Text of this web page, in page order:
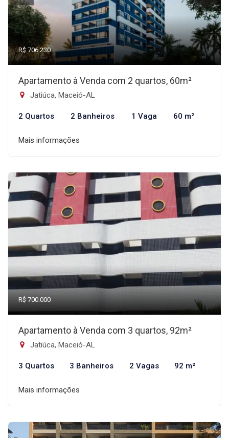
R$ 706.230
Apartamento à Venda com 2 quartos, 60m²
Jatiúca, Maceió-AL
2 Quartos 2 Banheiros 1 Vaga 60 m²
Mais informações
R$ 700.000
Apartamento à Venda com 3 quartos, 92m²
Jatiúca, Maceió-AL
3 Quartos 3 Banheiros 2 Vagas 92 m²
Mais informações